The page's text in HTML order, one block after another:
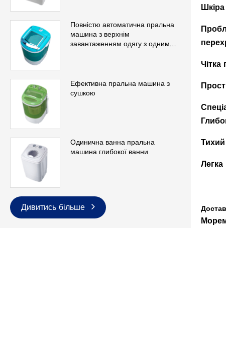
Повністю автоматична пральна
машина з верхнім
завантаженням одягу з одним
Ефективна пральна машина з
сушкою
Одинична ванна пральна
машина глибокої ванни
Дивитись більше